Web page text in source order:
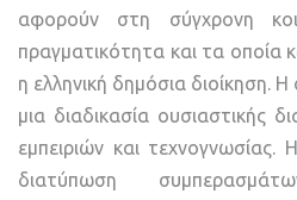
αφορούν στη σύγχρονη
πραγματικότητα και τα οποία
η ελληνική δημόσια διοίκηση.
μια διαδικασία ουσιαστικής
εμπειριών και
διατύπωση